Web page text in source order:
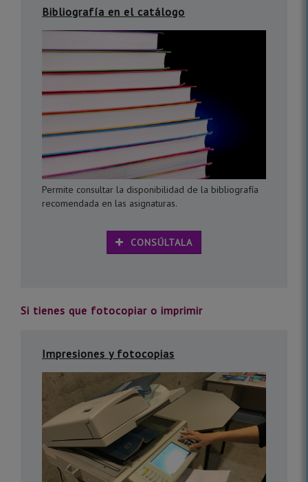
Bibliografía en el catálogo
Permite consultar la disponibilidad de la bibliografía
recomendada en las asignaturas.
CONSÚLTALA
Si tienes que fotocopiar o imprimir
Impresiones y fotocopias